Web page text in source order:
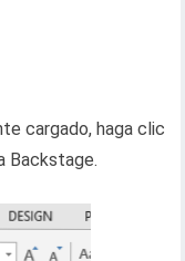
cargado, haga clic
Backstage.